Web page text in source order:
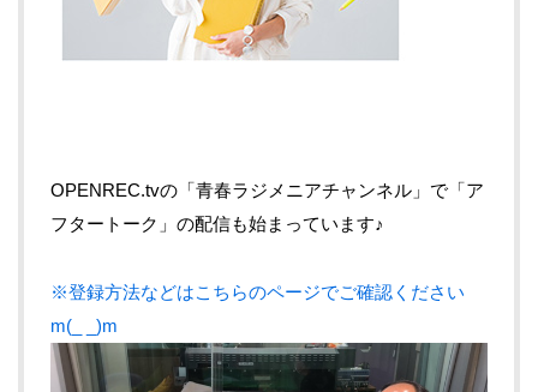
OPENREC.tvの「青春ラジメニアチャンネル」で「ア
フタートーク」の配信も始まっています♪
※登録方法などはこちらのページでご確認ください
m(_ _)m